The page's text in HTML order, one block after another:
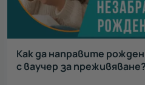
Как да направите
с ваучер за преживяване?